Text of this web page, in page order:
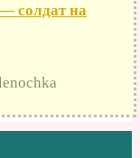
солдат на